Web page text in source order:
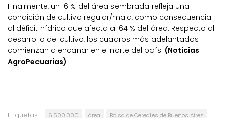
Finalmente, un 16 % del área sembrada refleja una
condición de cultivo regular/mala, como consecuencia
al déficit hídrico que afecta al 64 % del área. Respecto al
desarrollo del cultivo, los cuadros más adelantados
comienzan a encañar en el norte del país. (Noticias
AgroPecuarias)
Etiquetas: 6.500.000 área
Bolsa de Cereales de Buenos Aires